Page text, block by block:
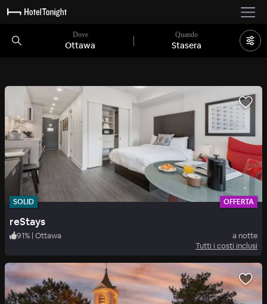
Dove
Ottawa
Quando
Stasera
SOLID OFFERTA
reStays
91% | Ottawa
a notte
Tutti i costi inclusi